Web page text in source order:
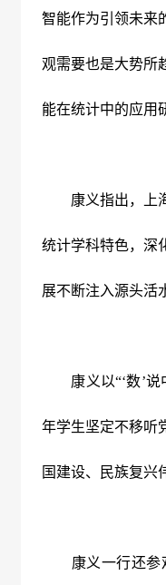
智能作为引领未来
观需要也是大势所
能在统计中的应用
康义指出，上海
统计学科特色，深
展不断注入源头活
康义以“‘数’说
年学生坚定不移听
国建设、民族复兴
康义一行还参观